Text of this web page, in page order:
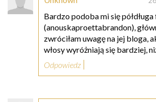
Bardzo podoba mi się
(anouskaproettabrandon),
zwróciłam uwagę na jej bloga,
włosy wyróżniają się bardziej,
Odpowiedz